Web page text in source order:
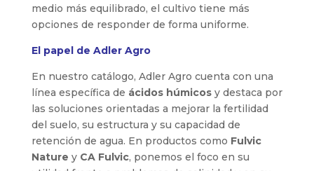
medio más equilibrado, el cultivo tiene más
opciones de responder de forma uniforme.
El papel de Adler Agro
En nuestro catálogo, Adler Agro cuenta con una
línea específica de ácidos húmicosy destaca por
las soluciones orientadas a mejorar la fertilidad
del suelo, su estructura y su capacidad de
retención de agua. En productos como Fulvic
Nature y CA Fulvic, ponemos el foco en su